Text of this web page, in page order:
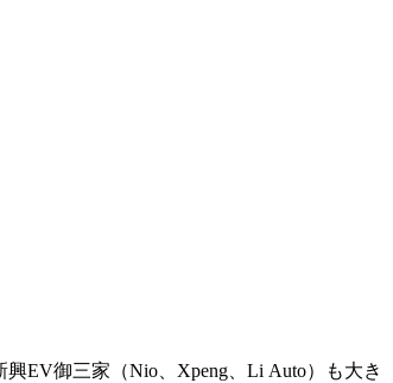
EV御三家（Nio、Xpeng、Li Auto）も大き